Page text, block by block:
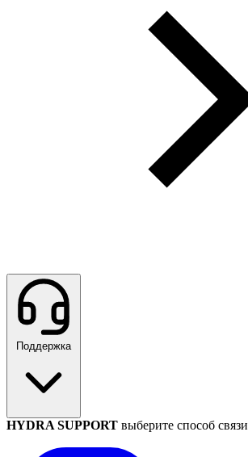
Поддержка
HYDRA SUPPORT выберите способ связи